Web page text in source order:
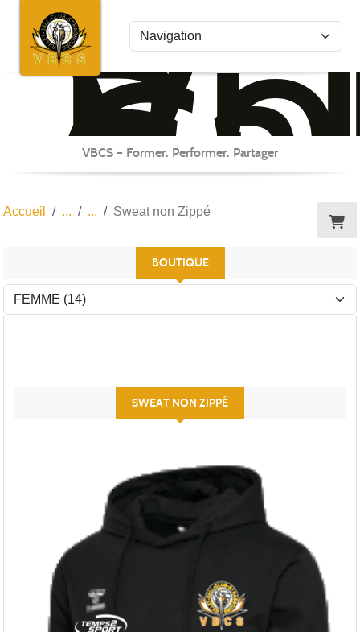
VBCS – Former. Performer. Partager
Accueil Sweat non Zippé
BOUTIQUE
SWEAT NON ZIPPÉ
Panneau de gestion des cookies